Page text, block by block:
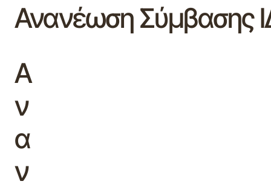
Ανανέωση Σύμβασης
Α
ν
α
ν